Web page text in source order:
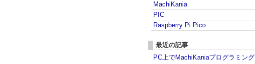
MachiKania
PIC
Raspberry Pi Pico
最近の記事
PC上でMachiKaniaプログラミング